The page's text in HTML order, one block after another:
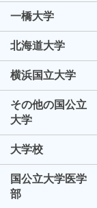
一橋大学
北海道大学
横浜国立大学
その他の国公立
大学
大学校
国公立大学医学
部